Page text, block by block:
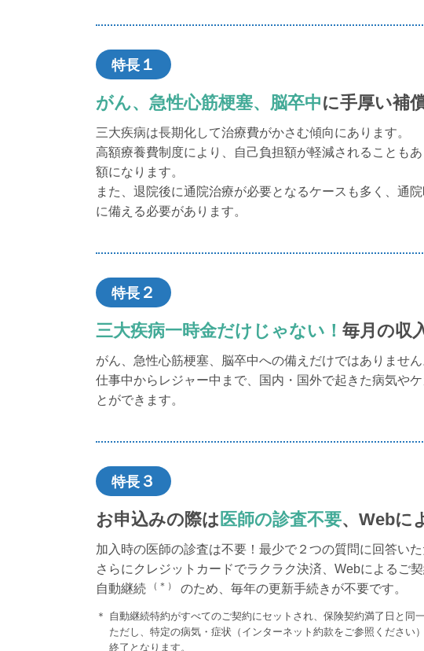
特長 １
がん、急性心筋梗塞、脳卒中に手厚い補
三大疾病は長期化して治療費がかさむ傾向にあります。
高額療養費制度により、自己負担額が軽減されることも
額になります。
また、退院後に通院治療が必要となるケースも多く、通
に備える必要があります。
特長 ２
三大疾病一時金だけじゃない！ 毎月の収
がん、急性心筋梗塞、脳卒中への備えだけではありません
仕事中からレジャー中まで、国内・国外で起きた病気や
とができます。
特長 ３
お申込みの際は 医師の診査不要、Webに
加入時の医師の診査は不要！最少で２つの質問に回答いた
さらにクレジットカードでラクラク決済、Webによるご
自動継続
（＊） のため、毎年の更新手続きが不要です。
自動継続特約がすべてのご契約にセットされ、保険契約満了日と同
ただし、特定の病気・症状（インターネット約款をご参照くださ
終了となります。